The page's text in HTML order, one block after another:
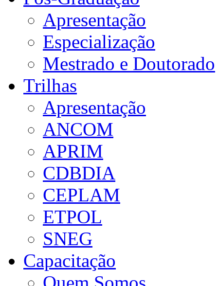
Apresentação
Especialização
Mestrado e Doutorado
Trilhas
Apresentação
ANCOM
APRIM
CDBDIA
CEPLAM
ETPOL
SNEG
Capacitação